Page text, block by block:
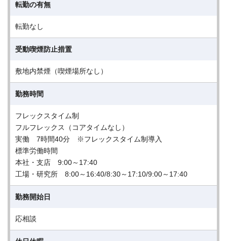
転勤の有無
転勤なし
受動喫煙防止措置
敷地内禁煙（喫煙場所なし）
勤務時間
フレックスタイム制
フルフレックス（コアタイムなし）
実働 7時間40分 ※フレックスタイム制導入
標準労働時間
本社・支店 9:00～17:40
工場・研究所 8:00～16:40/8:30～17:10/9:00～17:40
勤務開始日
応相談